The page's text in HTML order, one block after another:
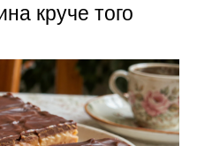
круче того